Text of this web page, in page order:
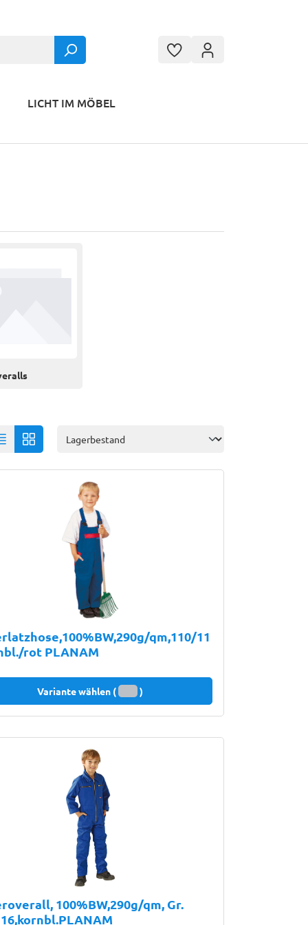
LICHT IM MÖBEL
qm,110/11
rot PLANAM
Variante wählen ( )
100%BW,290g/qm, Gr.